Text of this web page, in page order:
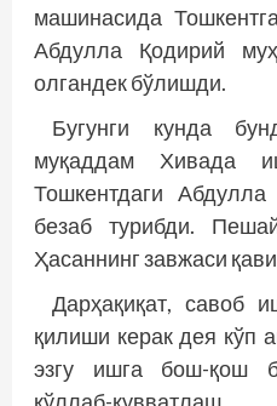
машинасида
Абдулла Қодирий
олгандек бўлишди.
Бугунги кунда
муқаддам Хивада
Тошкентдаги
безаб турибди. Пеш
Ҳасаннинг завжаси
Дарҳақиқат, савоб
қилиши керак дея кўп
эзгу ишга бош-қош